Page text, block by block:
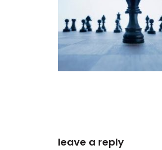
leave a reply